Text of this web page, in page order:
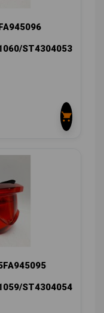
ST4304053
ST4304054